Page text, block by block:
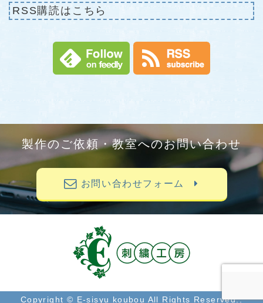
RSS購読はこちら
製作のご依頼・教室へのお問い合わせ
お問い合わせフォーム
Copyright © E-sisyu koubou All Rights Reserved..